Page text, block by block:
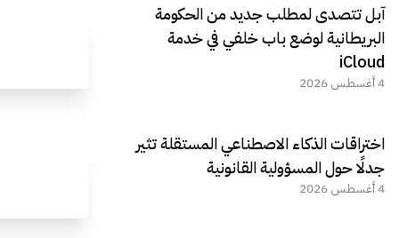
آبل تتصدى لمطلب جديد من الحكومة
البريطانية لوضع باب خلفي في خدمة
iCloud
4 أغسطس 2026
اختراقات الذكاء الاصطناعي المستقلة تثير
جدلًا حول المسؤولية القانونية
4 أغسطس 2026